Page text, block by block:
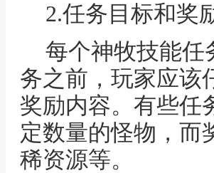
2.任务目标和奖
每个神牧技能任
务之前，玩家应该
奖励内容。有些任
定数量的怪物，而
稀资源等。